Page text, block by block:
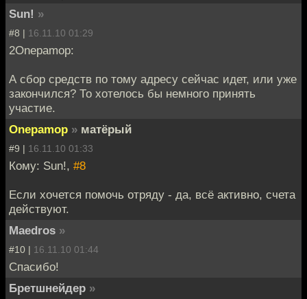
Sun! »
#8 | 16.11.10 01:29
2Onepamop:
А сбор средств по тому адресу сейчас идет, или уже
закончился? То хотелось бы немного принять
участие.
Onepamop » матёрый
#9 | 16.11.10 01:33
Кому: Sun!, #8
Если хочется помочь отряду - да, всё активно, счета
действуют.
Maedros »
#10 | 16.11.10 01:44
Спасибо!
Бретшнейдер »